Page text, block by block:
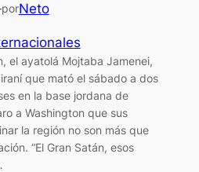
porNeto
el ayatolá Mojtaba Jamenei,
que mató el sábado a dos
en la base jordana de
a Washington que sus
la región no son más que
“El Gran Satán, esos